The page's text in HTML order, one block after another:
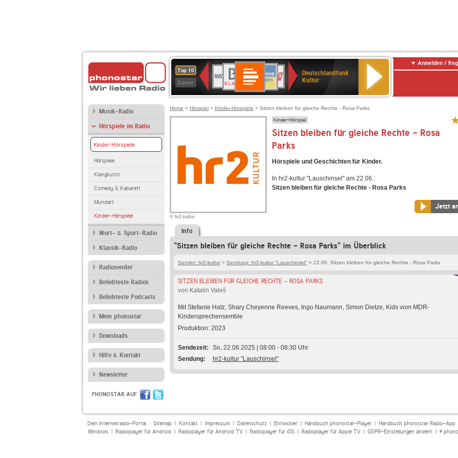
Top 10
Zuletzt
Deutschlandfunk
80er
90er
OLDIE
ANTENNE
SWR3
4
BR-
KLASSIK
Deutschlandfunk
Kultur
ANTENNE
BAYERN
SWR
Kultur
NDR
2
Deutschlandfunk
Kultur
Anmelden /
Musik-Radio
Hörspiele im Radio
Kinder-Hörspiele
Hörspiele
Klangkunst
Comedy & Kabarett
Mundart
Kinder-Hörspiele
Wort- & Sport-Radio
Klassik-Radio
Radiosender
Beliebteste Radios
Beliebteste Podcasts
Mein phonostar
Downloads
Hilfe & Kontakt
Newsletter
PHONOSTAR AUF
Home > Hörspiel > Kinder-Hörspiele > Sitzen bleiben für gleiche Rechte - Rosa Parks
© hr2-kultur
Kinder-Hörspiel
Sitzen bleiben für gleiche Rechte - Rosa
Parks
Hörspiele und Geschichten für Kinder.
In hr2-kultur "Lauschinsel" am 22.06.:
Sitzen bleiben für gleiche Rechte - Rosa Parks
Jetzt
Info
"Sitzen bleiben für gleiche Rechte - Rosa Parks" im Überblick
Sender: hr2-kultur > Sendung: hr2-kultur "Lauschinsel" > 22.06. Sitzen bleiben für gleiche Rechte - Rosa Parks
SITZEN BLEIBEN FÜR GLEICHE RECHTE - ROSA PARKS
von Katalin Valeš
Mit Stefanie Hatz, Shary Cheyenne Reeves, Ingo Naumann, Simon Dietze, Kids vom MDR-
Kindersprechensemble
Produktion: 2023
Sendezeit
So, 22.06.2025 | 08:00 - 08:30 Uhr
Sendung
hr2-kultur "Lauschinsel"
Dein Internetradio-Portal : Sitemap| Kontakt| Impressum| Datenschutz| Entwickler| Handbuch phonostar-Player| Handbuch phonostar Radio-App
Windows| Radioplayer für Android| Radioplayer für Android TV| Radioplayer für iOS| Radioplayer für Apple TV| GDPR-Einstellungen ändern | ©